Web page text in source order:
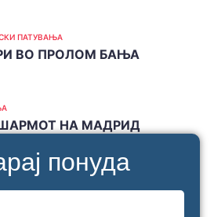
ПАТУВАЊА
ВО ПРОЛОМ БАЊА
НА МАДРИД
понуда